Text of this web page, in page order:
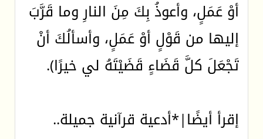
أوْ عَمَلٍ، وأعوذُ بِكَ مِنَ النارِ وما قَرَّبَ
إليها من قَوْلٍ أوْ عَمَلٍ، وأسألُكَ أنْ
تَجْعَلَ كلَّ قَضَاءٍ قَضَيْتَهُ لي خيرًا).
إقرأ أيضًا|*أدعية قرآنية جميلة..